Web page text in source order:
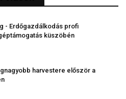
- Erdőgazdálkodás profi
küszöbén
harvestere először a